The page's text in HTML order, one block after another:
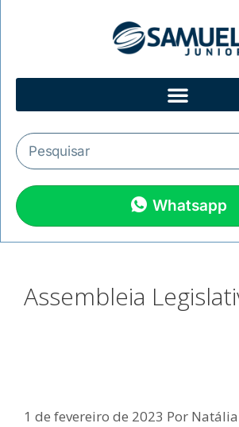
Whatsapp
Assembleia
1 de fevereiro de 2023 Por